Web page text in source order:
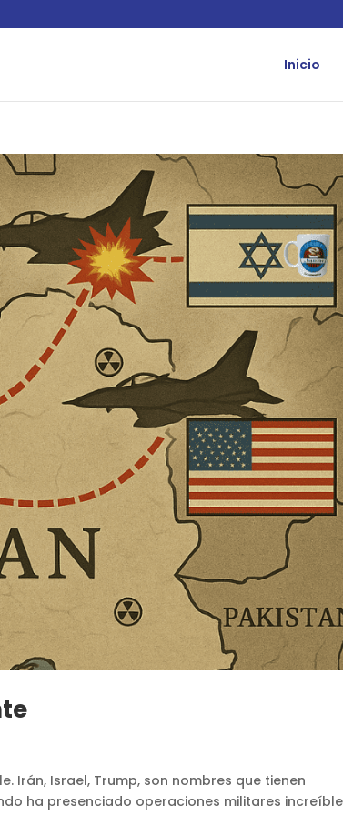
Inicio
Irán, Israel, Trump, son nombres que tienen
ha presenciado operaciones militares